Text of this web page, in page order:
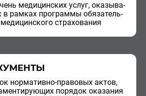
ме­ди­цин­ских услуг, ока­зы­ва­
в рам­ках про­грам­мы обя­за­тель­
стра­хо­ва­ния
нор­ма­тив­но-пра­во­вых актов,
по­ря­док ока­за­ния